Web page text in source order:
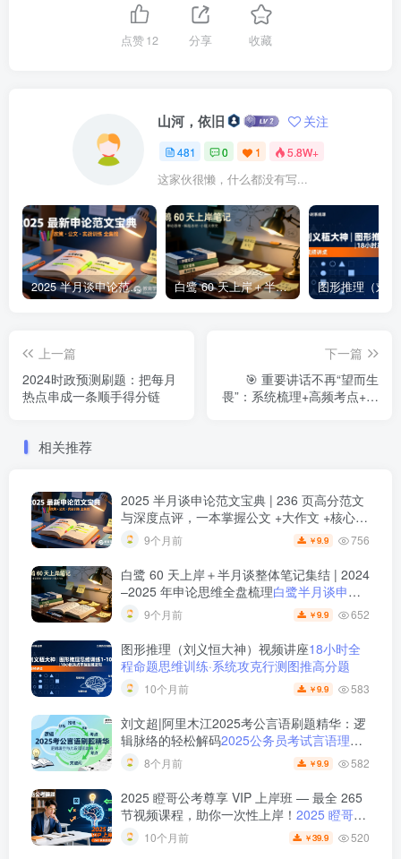
点赞12 分享 收藏
山河，依旧 关注
481 0 1 5.8W+
这家伙很懒，什么都没有写...
2025 半月谈申论范文宝典 | 236 页高分范文与深度点评，一本掌握公文 +大作文 +核心主题2025 半月谈申论范文宝典：236 页范文 + 实战训练 +高分模板 白鹭 60 天上岸＋半月谈整体笔记集结 | 2024–2025 年申论思维全盘梳理白鹭半月谈申论笔记全集：60天上岸＋大作文＋小题＋解题总结
上一篇
2024时政预测刷题：把每月
热点串成一条顺手得分链
下一篇
🎯 重要讲话不再“望而生
畏”：系统梳理+高频考点+实
相关推荐
2025 半月谈申论范文宝典 | 236 页高分范文
与深度点评，一本掌握公文 +大作文 +核心主
题 2025 半月谈申论范文宝典：236 页范文 +
实战训练 +高分模板
9个月前 ￥9.9 756
白鹭 60 天上岸＋半月谈整体笔记集结 | 2024
–2025 年申论思维全盘梳理白鹭半月谈申论
笔记全集：60天上岸＋大作文＋小题＋解题
9个月前 ￥9.9 652
图形推理（刘义恒大神）视频讲座18小时全
程命题思维训练·系统攻克行测图推高分题
10个月前 ￥9.9 583
刘文超|阿里木江2025考公言语刷题精华：逻
辑脉络的轻松解码2025公务员考试言语理解
刷题视频课程
8个月前 ￥9.9 582
2025 瞪哥公考尊享 VIP 上岸班 — 最全 265
节视频课程，助你一次性上岸！ 2025 瞪哥公
考尊享 VIP 上岸班 — 最全 265 节视频课
程，助你一次性上岸！
10个月前 ￥39.9 520